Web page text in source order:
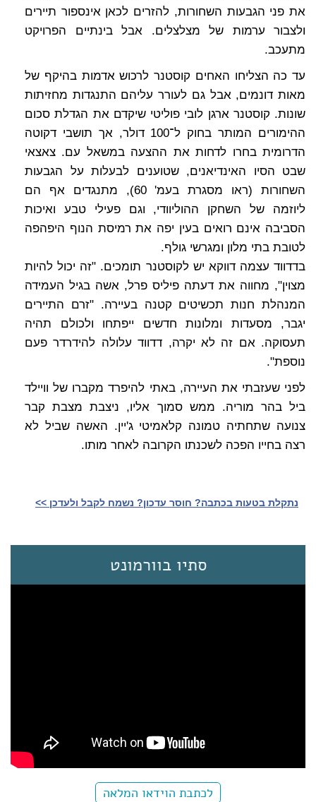
את פני הגבעות השחורות, להזרים לכאן אינספור תיירים
ולצבור ערמות של מצלצלים. אבל בינתיים הפרויקט
מתעכב.
עד כה הצליחו האחים קוסטנר לרכוש אדמות בהיקף של
מאות דונמים, אבל גם לעורר עליהם התנגדות מחזיתות
שונות. קוסטנר ארגן לובי פוליטי שיקדם את הגדלת סכום
ההימורים המותר בחוק ל־100 דולר, אך תושבי דקוטה
הדרומית בחרו לדחות את ההצעה במשאל עם. צאצאי
שבט הסיו האינדיאנים, שטוענים לבעלות על הגבעות
השחורות (ראו מסגרת בעמ' 60), מתנגדים אף הם
ליוזמה של השחקן ההוליוודי, וגם פעילי טבע ואיכות
הסביבה אינם רואים בעין יפה את רמיסת הנוף היפהפה
לטובת בתי מלון ומגרשי גולף.
בדדווד עצמה דווקא יש לקוסטנר תומכים. "זה יכול להיות
מצוין", מחווה את דעתה פיליס פרל, אשה בגיל העמידה
המנהלת חנות תכשיטים קטנה בעיירה. "זרם התיירים
יגבר, מסעדות ומלונות חדשים ייפתחו ולכולם תהיה
תעסוקה. אם זה לא יקרה, דדווד עלולה להידרדר פעם
נוספת".
לפני שעזבתי את העיירה, באתי להיפרד מקברו של וויילד
ביל בהר מוריה. ממש סמוך אליו, ניצבת מצבת קבר
צנועה שתחתיה טמונה קלאמיטי ג'יין. האשה שביל לא
רצה בחייו הפכה לשכנתו הקרובה לאחר מותו.
נתקלת בטעות בכתבה? חוסר עדכון? נשמח לקבל ולעדכן >>‎
סתיו בוורמונט
לכתבת הוידאו המלאה